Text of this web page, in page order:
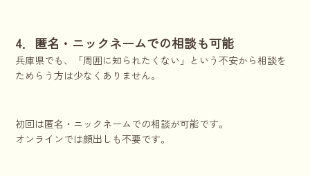
4．匿名・ニックネームでの相談も可能
兵庫県でも、「周囲に知られたくない」という不安から相談を
ためらう方は少なくありません。
初回は匿名・ニックネームでの相談が可能です。
オンラインでは顔出しも不要です。